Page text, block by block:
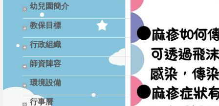
幼兒園簡介
教保目標
行政組織
師資陣容
環境設備
行事曆